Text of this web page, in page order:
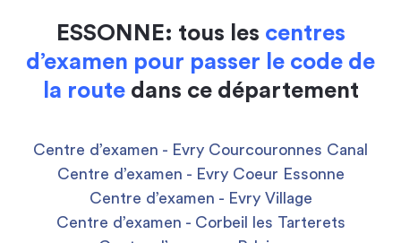
ESSONNE: tous les centres
d’examen pour passer le code de
la routedans ce département
Centre d’examen - Evry Courcouronnes Canal
Centre d’examen - Evry Coeur Essonne
Centre d’examen - Evry Village
Centre d’examen - Corbeil les Tarterets